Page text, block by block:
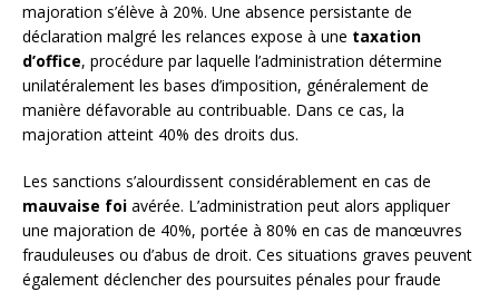
majoration s’élève à 20%. Une absence persistante de
déclaration malgré les relances expose à une taxation
d’office, procédure par laquelle l’administration détermine
unilatéralement les bases d’imposition, généralement de
manière défavorable au contribuable. Dans ce cas, la
majoration atteint 40% des droits dus.
Les sanctions s’alourdissent considérablement en cas de
mauvaise foi avérée. L’administration peut alors appliquer
une majoration de 40%, portée à 80% en cas de manœuvres
frauduleuses ou d’abus de droit. Ces situations graves peuvent
également déclencher des poursuites pénales pour fraude